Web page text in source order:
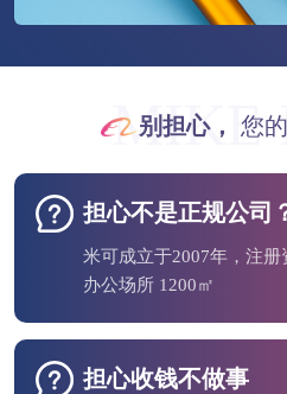
MIKE
别担心，您
担心不是正规公司
米可成立于2007年，注册
办公场所 1200㎡
担心收钱不做事